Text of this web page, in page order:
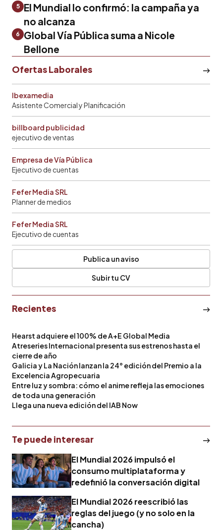
5
El Mundial lo confirmó: la campaña ya
no alcanza
6
Global Vía Pública suma a Nicole
Bellone
Ofertas Laborales
Ibexamedia
Asistente Comercial y Planificación
billboard publicidad
ejecutivo de ventas
Empresa de Vía Pública
Ejecutivo de cuentas
Fefer Media SRL
Planner de medios
Fefer Media SRL
Ejecutivo de cuentas
Publica un aviso
Subir tu CV
Recientes
Hearst adquiere el 100% de A+E Global Media
Atreseries Internacional presenta sus estrenos hasta el
cierre de año
Galicia y La Nación lanzan la 24° edición del Premio a la
Excelencia Agropecuaria
Entre luz y sombra: cómo el anime refleja las emociones
de toda una generación
Llega una nueva edición del IAB Now
Te puede interesar
El Mundial 2026 impulsó el
consumo multiplataforma y
redefinió la conversación digital
El Mundial 2026 reescribió las
reglas del juego (y no solo en la
cancha)